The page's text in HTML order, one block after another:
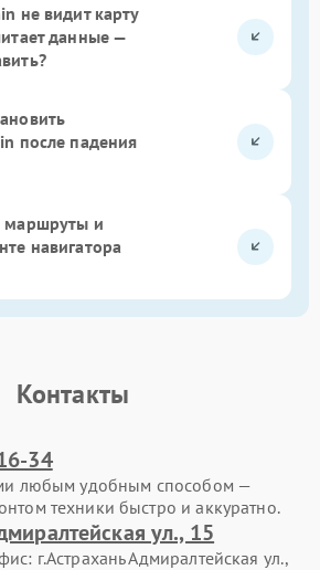
не видит карту
данные —
после падения
маршруты и
навигатора
Контакты
34
любым удобным способом —
техники быстро и аккуратно.
ул., 15
г.Астрахань Адмиралтейская ул.,